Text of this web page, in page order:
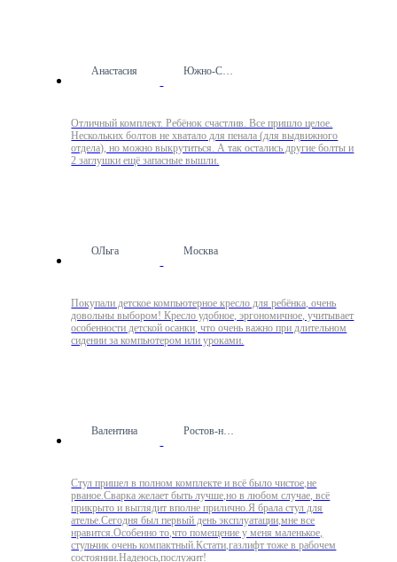
Анастасия Южно-Сахалинск
Отличный комплект. Ребёнок счастлив. Все пришло целое.
Нескольких болтов не хватало для пенала (для выдвижного
отдела), но можно выкрутиться. А так остались другие болты и
2 заглушки ещё запасные вышли.
ОЛьга Москва
Покупали детское компьютерное кресло для ребёнка, очень
довольны выбором! Кресло удобное, эргономичное, учитывает
особенности детской осанки, что очень важно при длительном
сидении за компьютером или уроками.
Валентина Ростов-на-Дону
Стул пришел в полном комплекте и всё было чистое,не
рваное.Сварка желает быть лучше,но в любом случае, всё
прикрыто и выглядит вполне прилично.Я брала стул для
ателье.Сегодня был первый день эксплуатации,мне все
нравится.Особенно то,что помещение у меня маленькое,
стульчик очень компактный.Кстати,газлифт тоже в рабочем
состоянии.Надеюсь,послужит!